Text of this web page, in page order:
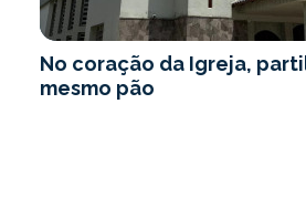
No coração da Igreja,
mesmo pão